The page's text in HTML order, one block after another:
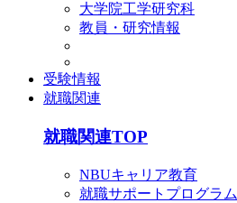
大学院工学研究科
教員・研究情報
受験情報
就職関連
就職関連TOP
NBUキャリア教育
就職サポートプログラム